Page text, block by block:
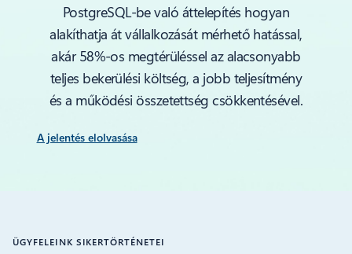
PostgreSQL-be való áttelepítés hogyan
alakíthatja át vállalkozását mérhető hatással,
akár 58%-os megtérüléssel az alacsonyabb
teljes bekerülési költség, a jobb teljesítmény
és a működési összetettség csökkentésével.
A jelentés elolvasása
ÜGYFELEINK SIKERTÖRTÉNETEI